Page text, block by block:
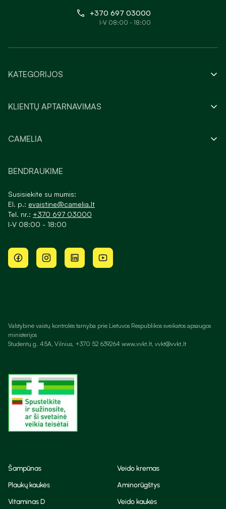
+370 697 03000
I-V 08:00 - 18:00
KATEGORIJOS
KLIENTŲ APTARNAVIMAS
CAMELIA
BENDRAUKIME
Susisiekite su mumis:
El. p.: evaistine@camelia.lt
Tel. nr.: +370 697 03000
I-V 08:00 - 18:00
Valstybinė vaistų kontrolės tarnyba prie Lietuvos Respublikos sveikatos apsaugos
ministerijos
Studentų g. 45A, Vilnius, +370 52 639264 www.vvkt.lt, vvkt@vvkt.lt
Šampūnas
Veido kremas
Plaukų kaukės
Aminorūgštys
Vitaminas D
Veido kaukės